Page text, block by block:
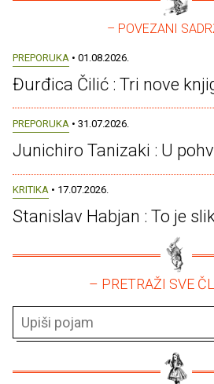
– POVEZANI
PREPORUKA • 01.08.2026.
Đurđica Čilić : Tri nove
PREPORUKA • 31.07.2026.
Junichiro Tanizaki : U
KRITIKA • 17.07.2026.
Stanislav Habjan : To je
– PRETRAŽI SVE